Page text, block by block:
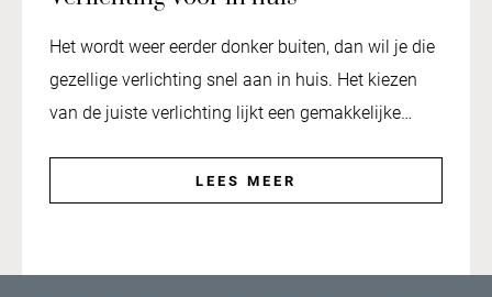
Het wordt weer eerder donker buiten, dan wil je die
gezellige verlichting snel aan in huis. Het kiezen
van de juiste verlichting lijkt een gemakkelijke…
LEES MEER